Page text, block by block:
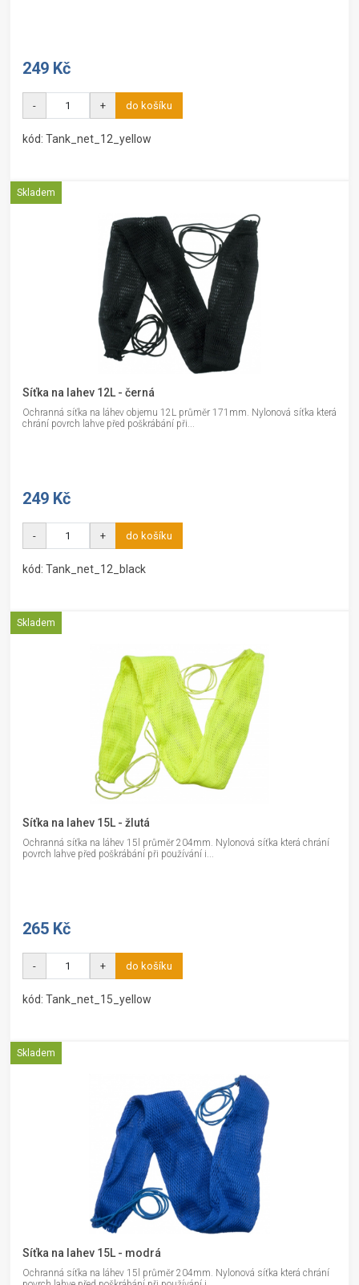
249 Kč
- + do košíku
kód: Tank_net_12_yellow
Skladem
Síťka na lahev 12L - černá
Ochranná síťka na láhev objemu 12L průměr 171mm. Nylonová síťka která
chrání povrch lahve před poškrábání při...
249 Kč
- + do košíku
kód: Tank_net_12_black
Skladem
Síťka na lahev 15L - žlutá
Ochranná síťka na láhev 15l průměr 204mm. Nylonová síťka která chrání
povrch lahve před poškrábání při používání i...
265 Kč
- + do košíku
kód: Tank_net_15_yellow
Skladem
Síťka na lahev 15L - modrá
Ochranná síťka na láhev 15l průměr 204mm. Nylonová síťka která chrání